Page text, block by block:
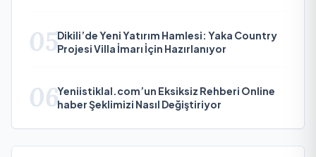
05Dikili’de Yeni Yatırım Hamlesi: Yaka Country
Projesi Villa İmarı İçin Hazırlanıyor
06Yeniistiklal.com’un Eksiksiz Rehberi Online
haber Şeklimizi Nasıl Değiştiriyor